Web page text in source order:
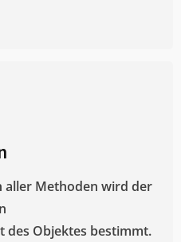
aller Methoden wird der
des Objektes bestimmt.